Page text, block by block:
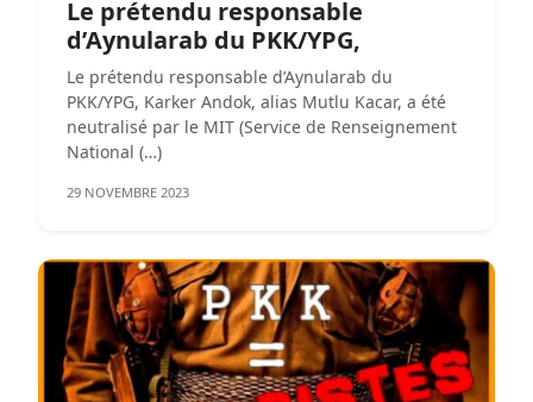
Le prétendu responsable
d’Aynularab du PKK/YPG,
Le prétendu responsable d’Aynularab du
PKK/YPG, Karker Andok, alias Mutlu Kacar, a été
neutralisé par le MIT (Service de Renseignement
National (…)
29 NOVEMBRE 2023